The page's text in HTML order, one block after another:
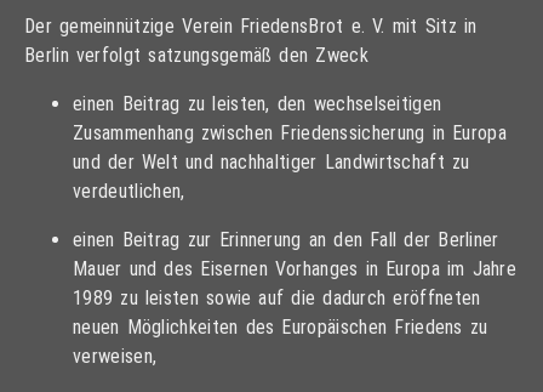
Der gemeinnützige Verein FriedensBrot e. V. mit Sitz in
Berlin verfolgt satzungsgemäß den Zweck
einen Beitrag zu leisten, den wechselseitigen
Zusammenhang zwischen Friedenssicherung in Europa
und der Welt und nachhaltiger Landwirtschaft zu
verdeutlichen,
einen Beitrag zur Erinnerung an den Fall der Berliner
Mauer und des Eisernen Vorhanges in Europa im Jahre
1989 zu leisten sowie auf die dadurch eröffneten
neuen Möglichkeiten des Europäischen Friedens zu
verweisen,